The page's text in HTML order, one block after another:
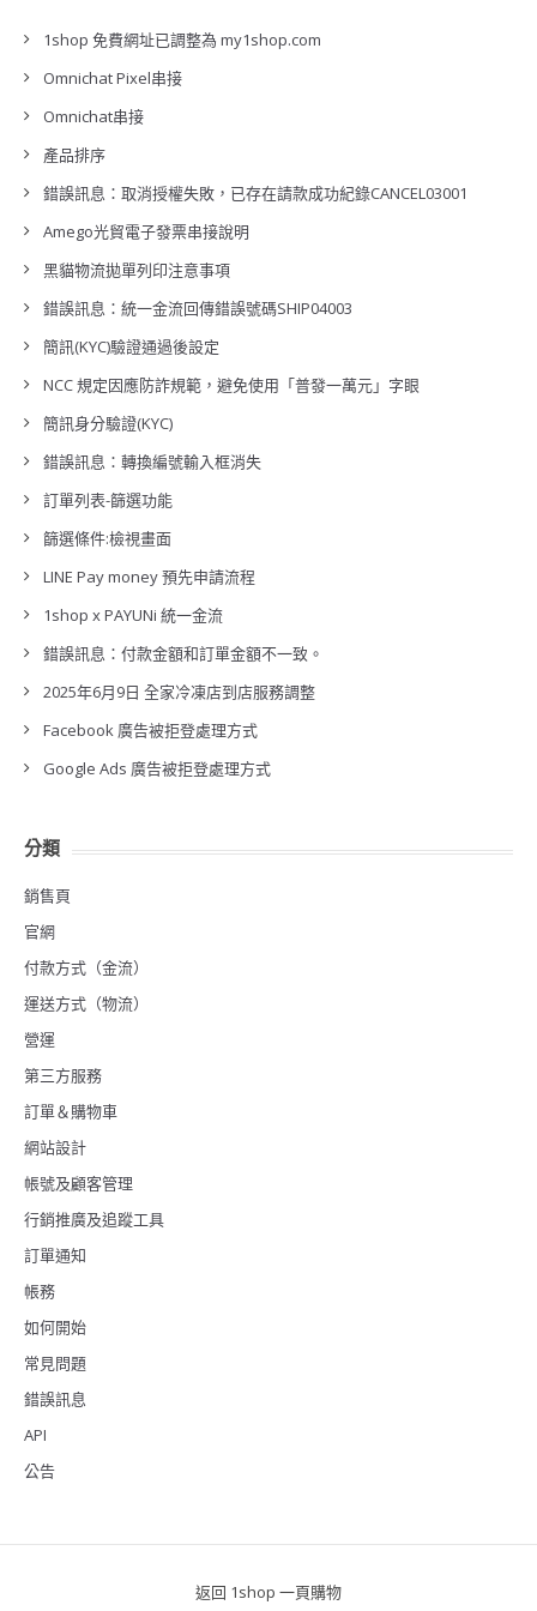
1shop 免費網址已調整為 my1shop.com
Omnichat Pixel串接
Omnichat串接
產品排序
錯誤訊息：取消授權失敗，已存在請款成功紀錄CANCEL03001
Amego光貿電子發票串接說明
黑貓物流拋單列印注意事項
錯誤訊息：統一金流回傳錯誤號碼SHIP04003
簡訊(KYC)驗證通過後設定
NCC 規定因應防詐規範，避免使用「普發一萬元」字眼
簡訊身分驗證(KYC)
錯誤訊息：轉換編號輸入框消失
訂單列表-篩選功能
篩選條件:檢視畫面
LINE Pay money 預先申請流程
1shop x PAYUNi 統一金流
錯誤訊息：付款金額和訂單金額不一致。
2025年6月9日 全家冷凍店到店服務調整
Facebook 廣告被拒登處理方式
Google Ads 廣告被拒登處理方式
分類
銷售頁
官網
付款方式（金流）
運送方式（物流）
營運
第三方服務
訂單＆購物車
網站設計
帳號及顧客管理
行銷推廣及追蹤工具
訂單通知
帳務
如何開始
常見問題
錯誤訊息
API
公告
返回 1shop 一頁購物